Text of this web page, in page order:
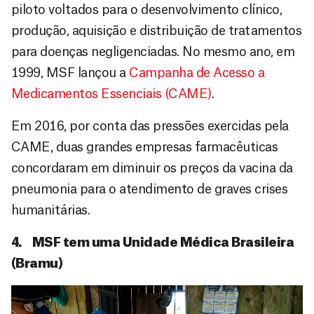
piloto voltados para o desenvolvimento clínico,
produção, aquisição e distribuição de tratamentos
para doenças negligenciadas. No mesmo ano, em
1999, MSF lançou a Campanha de Acesso a
Medicamentos Essenciais (CAME).
Em 2016, por conta das pressões exercidas pela
CAME, duas grandes empresas farmacêuticas
concordaram em diminuir os preços da vacina da
pneumonia para o atendimento de graves crises
humanitárias.
4. MSF tem uma Unidade Médica Brasileira
(Bramu)